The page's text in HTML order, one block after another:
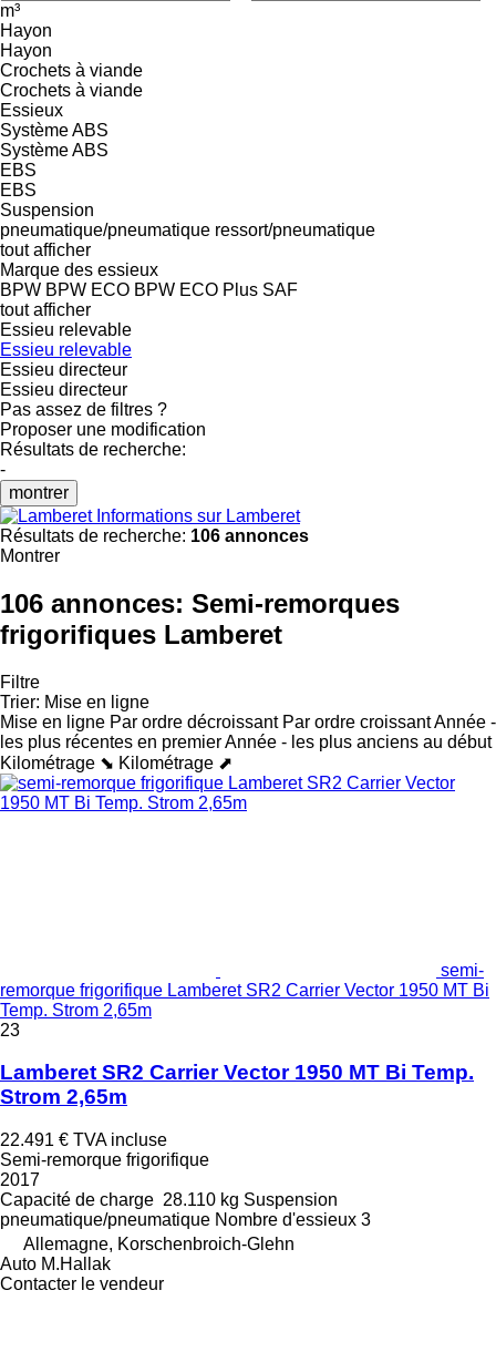
m³
Hayon
Hayon
Crochets à viande
Crochets à viande
Essieux
Système ABS
Système ABS
EBS
EBS
Suspension
pneumatique/pneumatique ressort/pneumatique
tout afficher
Marque des essieux
BPW BPW ECO BPW ECO Plus SAF
tout afficher
Essieu relevable
Essieu relevable
Essieu directeur
Essieu directeur
Pas assez de filtres ?
Proposer une modification
Résultats de recherche:
-
montrer
Informations sur Lamberet
Résultats de recherche: 106 annonces
Montrer
106 annonces: Semi-remorques
frigorifiques Lamberet
Filtre
Trier: Mise en ligne
Mise en ligne Par ordre décroissant Par ordre croissantAnnée -
les plus récentes en premierAnnée - les plus anciens au début
Kilométrage ⬊ Kilométrage ⬈
semi-
remorque frigorifique Lamberet SR2 Carrier Vector 1950 MT Bi
Temp. Strom 2,65m
23
Lamberet SR2 Carrier Vector 1950 MT Bi Temp.
Strom 2,65m
22.491 € TVA incluse
Semi-remorque frigorifique
2017
Capacité de charge 28.110 kg Suspension
pneumatique/pneumatique Nombre d'essieux 3
Allemagne, Korschenbroich-Glehn
Auto M.Hallak
Contacter le vendeur